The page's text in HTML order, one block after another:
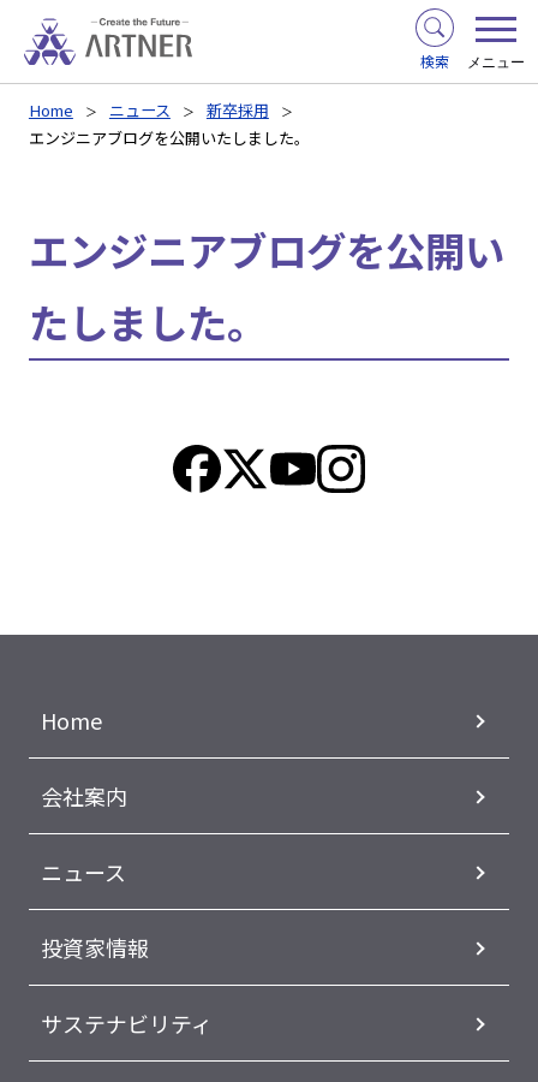
検索 メニュー
Home ニュース
新卒採用
エンジニアブログを公開いたしました。
エンジニアブログを公開い
たしました。
Home
会社案内
ニュース
投資家情報
サステナビリティ